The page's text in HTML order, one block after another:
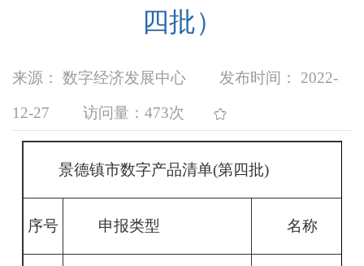
四批）
来源： 数字经济发展中心 发布时间： 2022-
12-27 访问量： 473次
景德镇市数字产品清单(第四批)
序号 申报类型 名称